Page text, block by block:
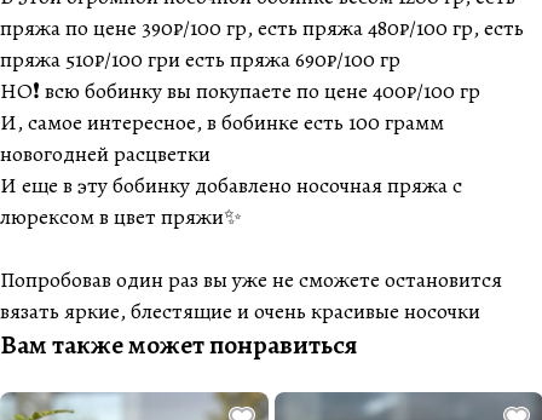
пряжа по цене 390₽/100 гр, есть пряжа 480₽/100 гр, есть
пряжа 510₽/100 гри есть пряжа 690₽/100 гр
НО❗️ всю бобинку вы покупаете по цене 400₽/100 гр
И, самое интересное, в бобинке есть 100 грамм
новогодней расцветки
И еще в эту бобинку добавлено носочная пряжа с
люрексом в цвет пряжи✨
Попробовав один раз вы уже не сможете остановится
вязать яркие, блестящие и очень красивые носочки
Вам также может понравиться